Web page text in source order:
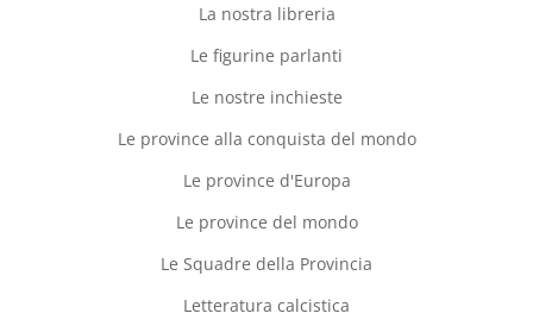
La nostra libreria
Le figurine parlanti
Le nostre inchieste
Le province alla conquista del mondo
Le province d'Europa
Le province del mondo
Le Squadre della Provincia
Letteratura calcistica